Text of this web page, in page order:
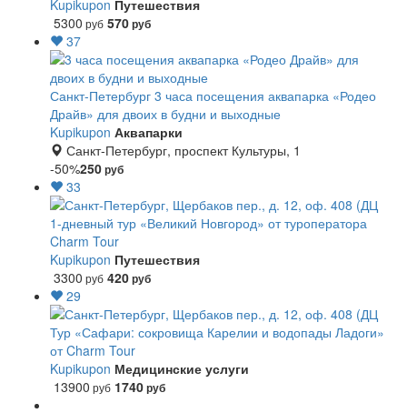
Kupikupon Путешествия
5300 руб 570руб
37
Санкт-Петербург 3 часа посещения аквапарка «Родео
Драйв» для двоих в будни и выходные
Kupikupon Аквапарки
Санкт-Петербург, проспект Культуры, 1
-50%250руб
33
1-дневный тур «Великий Новгород» от туроператора
Charm Tour
Kupikupon Путешествия
3300 руб 420руб
29
Тур «Сафари: сокровища Карелии и водопады Ладоги»
от Charm Tour
Kupikupon Медицинские услуги
13900 руб 1740руб